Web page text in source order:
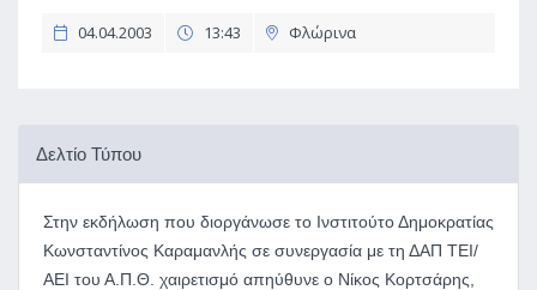
04.04.2003 13:43 Φλώρινα
Δελτίο Τύπου
Στην εκδήλωση που διοργάνωσε το Ινστιτούτο Δημοκρατίας
Κωνσταντίνος Καραμανλής σε συνεργασία με τη ΔΑΠ ΤΕΙ/
ΑΕΙ του Α.Π.Θ. χαιρετισμό απηύθυνε ο Νίκος Κορτσάρης,